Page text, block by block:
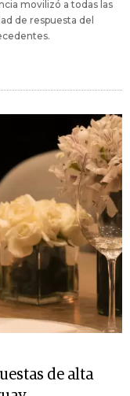
movilizó a todas las
de respuesta del
de alta